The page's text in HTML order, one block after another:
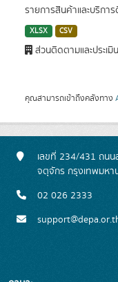
รายการสินค้าและบริกา
XLSX CSV
ส่วนติดตามและประเมิ
คุณสามารถเข้าถึงคลังทาง
เลขที่ 234/431 ถน
จตุจักร กรุงเทพมห
02 026 2333